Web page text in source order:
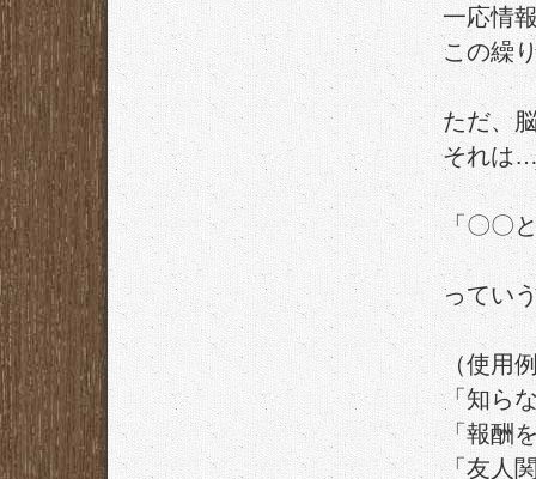
一応情
この繰
ただ、
それは
「〇〇
ってい
（使用
「知ら
「報酬
「友人